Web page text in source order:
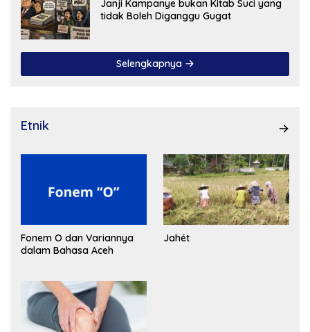
Janji Kampanye bukan Kitab Suci yang
tidak Boleh Diganggu Gugat
Selengkapnya
Etnik
Fonem O dan Variannya
dalam Bahasa Aceh
Jahét